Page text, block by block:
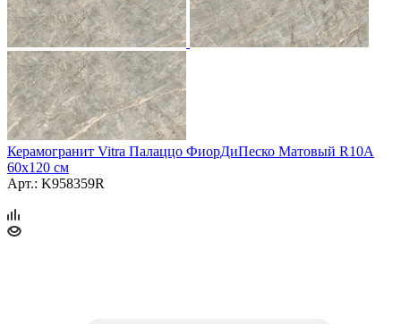
Керамогранит Vitra Палаццо ФиорДиПеско Матовый R10A
60x120 см
Арт.: K958359R